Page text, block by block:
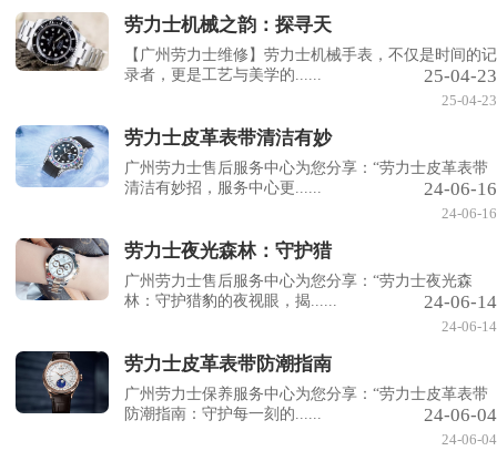
劳力士机械之韵：探寻天
【广州劳力士维修】劳力士机械手表，不仅是时间的记
录者，更是工艺与美学的......
25-04-23
25-04-23
劳力士皮革表带清洁有妙
广州劳力士售后服务中心为您分享：“劳力士皮革表带
清洁有妙招，服务中心更......
24-06-16
24-06-16
劳力士夜光森林：守护猎
广州劳力士售后服务中心为您分享：“劳力士夜光森
林：守护猎豹的夜视眼，揭......
24-06-14
24-06-14
劳力士皮革表带防潮指南
广州劳力士保养服务中心为您分享：“劳力士皮革表带
防潮指南：守护每一刻的......
24-06-04
24-06-04